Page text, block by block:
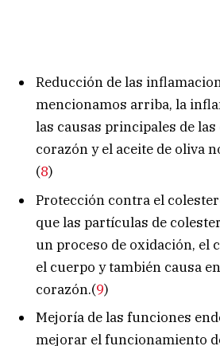
Reducción de las
mencionamos arriba, la
las causas principales de
corazón y el aceite de oliva
(8)
Protección contra el
que las partículas de
un proceso de oxidación, el
el cuerpo y también causa
corazón.(9)
Mejoría de las funciones
mejorar el funcionamiento